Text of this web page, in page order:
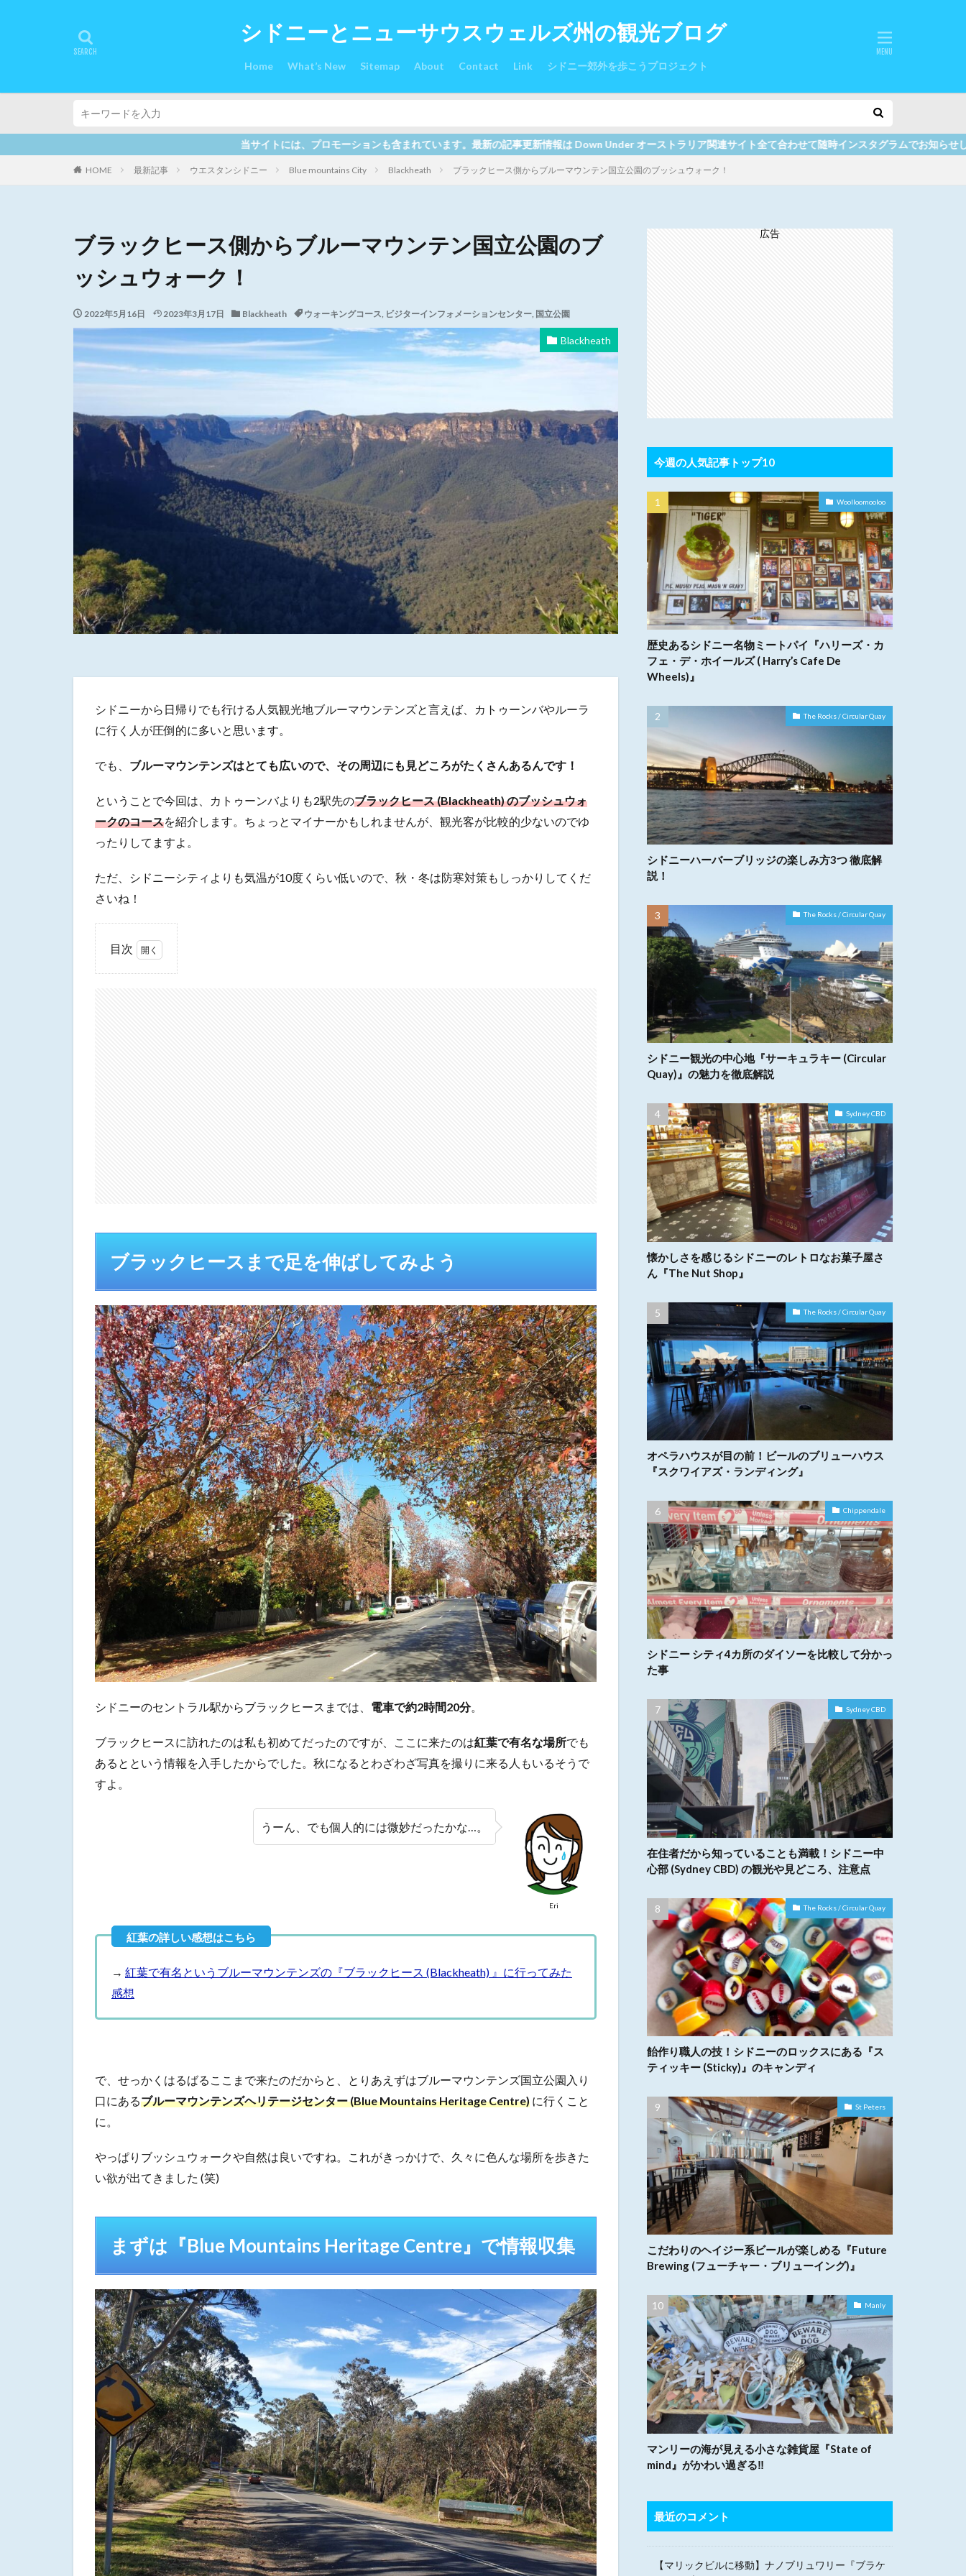
シドニーとニューサウスウェルズ州の観光ブログ
Home What’s New Sitemap About Contact Link シドニー郊外を歩こうプロジェクト
当サイトには、プロモーションも含まれています。最新の記事更新情報は Down Under オーストラリア関連サイト全て合わせて随時インスタグラムでお知らせしていますので、ここをクリックして
HOME 最新記事 ウエスタンシドニー Blue mountains City Blackheath ブラックヒース側からブルーマウンテン国立公園のブッシュウォーク！
ブラックヒース側からブルーマウンテン国立公園のブ
ッシュウォーク！
2022年5月16日 2023年3月17日 Blackheath ウォーキングコース, ビジターインフォメーションセンター, 国立公園
Blackheath
シドニーから日帰りでも行ける人気観光地ブルーマウンテンズと言えば、カトゥーンバやルーラ
に行く人が圧倒的に多いと思います。
でも、 ブルーマウンテンズはとても広いので、その周辺にも見どころがたくさんあるんです！
ということで今回は、カトゥーンバよりも2駅先のブラックヒース (Blackheath) のブッシュウォ
ークのコースを紹介します。ちょっとマイナーかもしれませんが、観光客が比較的少ないのでゆ
ったりしてますよ。
ただ、シドニーシティよりも気温が10度くらい低いので、秋・冬は防寒対策もしっかりしてくだ
さいね！
目次
2
まず
Heritage
Centre』
で情報収
集
3
ブラ
ック
ヒー
スの
ルッ
クア
ウ
ト・
ウォ
ーキ
ング
トラ
ック
Leap
Lookout
を起点
にして
ュウォ
ブラ
ック
3.2.1
気軽に
歩きた
い人は
Fairfax
わ
り
ブラックヒースまで足を伸ばしてみよう
シドニーのセントラル駅からブラックヒースまでは、 電車で約2時間20分。
ブラックヒースに訪れたのは私も初めてだったのですが、ここに来たのは紅葉で有名な場所でも
あるとという情報を入手したからでした。秋になるとわざわざ写真を撮りに来る人もいるそうで
すよ。
Eri
うーん、でも個人的には微妙だったかな…。
→ 紅葉で有名というブルーマウンテンズの『ブラックヒース (Blackheath) 』に行ってみた
感想
で、せっかくはるばるここまで来たのだからと、とりあえずはブルーマウンテンズ国立公園入り
口にあるブルーマウンテンズヘリテージセンター (Blue Mountains Heritage Centre) に行くこと
に。
やっぱりブッシュウォークや自然は良いですね。これがきっかけで、久々に色んな場所を歩きた
い欲が出てきました (笑)
まずは『Blue Mountains Heritage Centre』で情報収集
広告
今週の人気記事トップ10
Woolloomooloo
歴史あるシドニー名物ミートパイ『ハリーズ・カ
フェ・デ・ホイールズ ( Harry’s Cafe De
Wheels)』
The Rocks / Circular Quay
シドニーハーバーブリッジの楽しみ方3つ 徹底解
説！
The Rocks / Circular Quay
シドニー観光の中心地『サーキュラキー (Circular
Quay)』の魅力を徹底解説
Sydney CBD
懐かしさを感じるシドニーのレトロなお菓子屋さ
ん『The Nut Shop』
The Rocks / Circular Quay
オペラハウスが目の前！ビールのブリューハウス
『スクワイアズ・ランディング』
Chippendale
シドニー シティ4カ所のダイソーを比較して分かっ
た事
Sydney CBD
在住者だから知っていることも満載！シドニー中
心部 (Sydney CBD) の観光や見どころ、注意点
The Rocks / Circular Quay
飴作り職人の技！シドニーのロックスにある『ス
ティッキー (Sticky)』のキャンディ
St Peters
こだわりのヘイジー系ビールが楽しめる『Future
Brewing (フューチャー・ブリューイング)』
Manly
マンリーの海が見える小さな雑貨屋『State of
mind』がかわい過ぎる‼︎
最近のコメント
【マリックビルに移動】ナノブリュワリー『ブラケ